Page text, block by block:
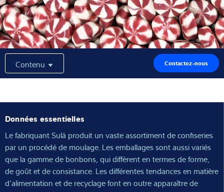
Solutions Industrielles
Expertise et connaissances
À propos de nous
Recherche de produits
Contenu Contactez-nous
Données essentielles
Le fabriquant Sulá produit un vaste assortiment de confiseries
par un procédé de moulage. Les emballages sont aussi variés
que la gamme de bonbons, qui diffèrent en termes de forme,
de goût et de consistance. Les différentes tendances en matière
d’alimentation et de recyclage font en outre apparaître de